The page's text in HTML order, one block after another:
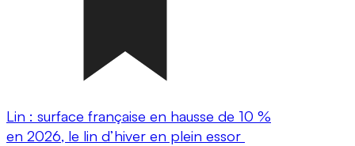
Lin : surface française en hausse de 10 %
en 2026, le lin d’hiver en plein essor